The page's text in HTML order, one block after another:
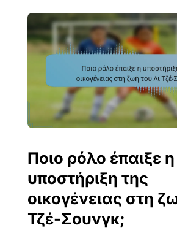
Ποιο ρόλο έπαιξε η
υποστήριξη της
οικογένειας στη
Τζέ-Σουνγκ;